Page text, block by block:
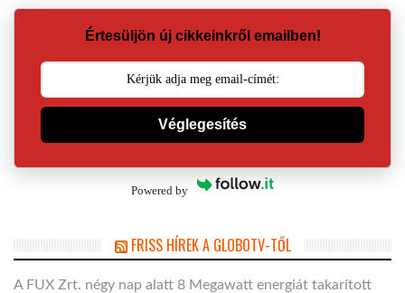
Értesüljön új cikkeinkről emailben!
Véglegesítés
Powered by
FRISS HÍREK A GLOBOTV-TŐL
A FUX Zrt. négy nap alatt 8 Megawatt energiát takarított